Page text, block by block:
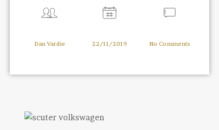
Dan Vardie 22/11/2019 No Comments